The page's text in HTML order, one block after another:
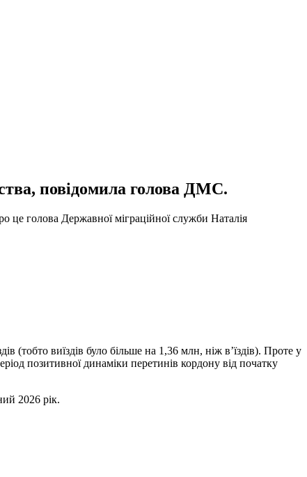
повідомила голова ДМС.
голова Державної міграційної служби Наталія
(тобто виїздів було більше на 1,36 млн, ніж в’їздів). Проте у
позитивної динаміки перетинів кордону від початку
2026 рік.